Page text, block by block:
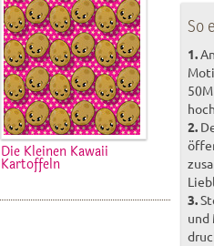
Die Kleinen Kawaii
Kartoffeln
So
1.
2.
3.
und